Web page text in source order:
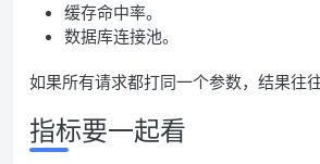
缓存命中率。
数据库连接池。
如果所有请求都打同一个参数，结果往
指标要一起看